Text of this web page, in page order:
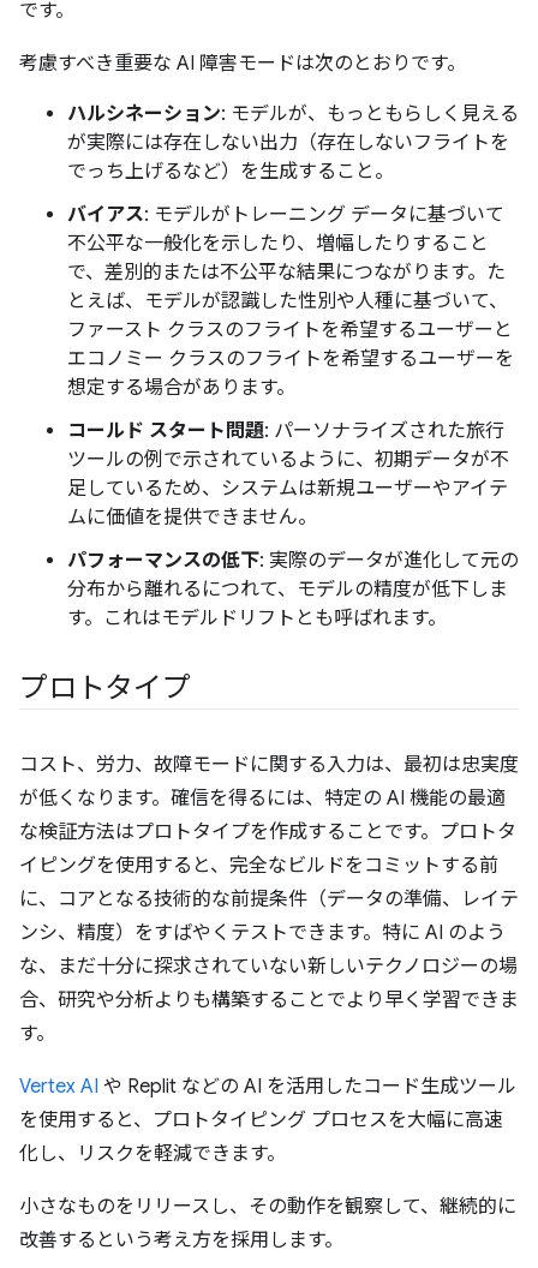
です。
考慮すべき重要な AI 障害モードは次のとおりです。
ハルシネーション: モデルが、もっともらしく見える
が実際には存在しない出力（存在しないフライトを
でっち上げるなど）を生成すること。
バイアス: モデルがトレーニング データに基づいて
不公平な一般化を示したり、増幅したりすること
で、差別的または不公平な結果につながります。た
とえば、モデルが認識した性別や人種に基づいて、
ファースト クラスのフライトを希望するユーザーと
エコノミー クラスのフライトを希望するユーザーを
想定する場合があります。
コールド スタート問題: パーソナライズされた旅行
ツールの例で示されているように、初期データが不
足しているため、システムは新規ユーザーやアイテ
ムに価値を提供できません。
パフォーマンスの低下: 実際のデータが進化して元の
分布から離れるにつれて、モデルの精度が低下しま
す。これはモデルドリフトとも呼ばれます。
プロトタイプ
コスト、労力、故障モードに関する入力は、最初は忠実度
が低くなります。確信を得るには、特定の AI 機能の最適
な検証方法はプロトタイプを作成することです。プロトタ
イピングを使用すると、完全なビルドをコミットする前
に、コアとなる技術的な前提条件（データの準備、レイテ
ンシ、精度）をすばやくテストできます。特に AI のよう
な、まだ十分に探求されていない新しいテクノロジーの場
合、研究や分析よりも構築することでより早く学習できま
す。
Vertex AI や Replit などの AI を活用したコード生成ツール
を使用すると、プロトタイピング プロセスを大幅に高速
化し、リスクを軽減できます。
小さなものをリリースし、その動作を観察して、継続的に
改善するという考え方を採用します。